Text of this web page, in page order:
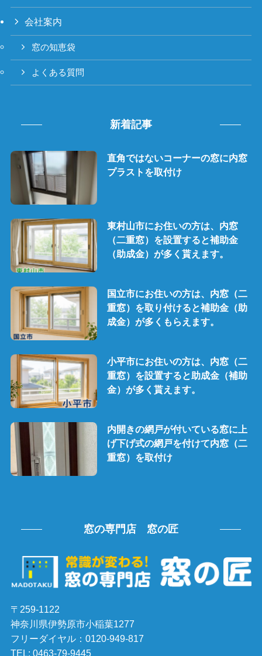
会社案内
窓の知恵袋
よくある質問
新着記事
直角ではないコーナーの窓に内窓
プラストを取付け
東村山市にお住いの方は、内窓
（二重窓）を設置すると補助金
（助成金）が多く貰えます。
国立市にお住いの方は、内窓（二
重窓）を取り付けると補助金（助
成金）が多くもらえます。
小平市にお住いの方は、内窓（二
重窓）を設置すると助成金（補助
金）が多く貰えます。
内開きの網戸が付いている窓に上
げ下げ式の網戸を付けて内窓（二
重窓）を取付け
窓の専門店 窓の匠
〒259-1122
神奈川県伊勢原市小稲葉1277
フリーダイヤル：0120-949-817
TEL: 0463-79-9445